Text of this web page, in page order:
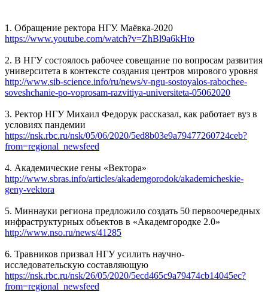
1. Обращение ректора НГУ. Маёвка-2020
https://www.youtube.com/watch?v=ZhBl9a6kHto
2. В НГУ состоялось рабочее совещание по вопросам развития
университета в контексте создания центров мирового уровня
http://www.sib-science.info/ru/news/v-ngu-sostoyalos-rabochee-
soveshchanie-po-voprosam-razvitiya-universiteta-05062020
3. Ректор НГУ Михаил Федорук рассказал, как работает вуз в
условиях пандемии
https://nsk.rbc.ru/nsk/05/06/2020/5ed8b03e9a79477260724ceb?
from=regional_newsfeed
4. Академические гены «Вектора»
http://www.sbras.info/articles/akademgorodok/akademicheskie-
geny-vektora
5. Миннауки региона предложило создать 50 первоочередных
инфраструктурных объектов в «Академгородке 2.0»
http://www.nso.ru/news/41285
6. Травников призвал НГУ усилить научно-
исследовательскую составляющую
https://nsk.rbc.ru/nsk/26/05/2020/5ecd465c9a79474cb14045ec?
from=regional_newsfeed